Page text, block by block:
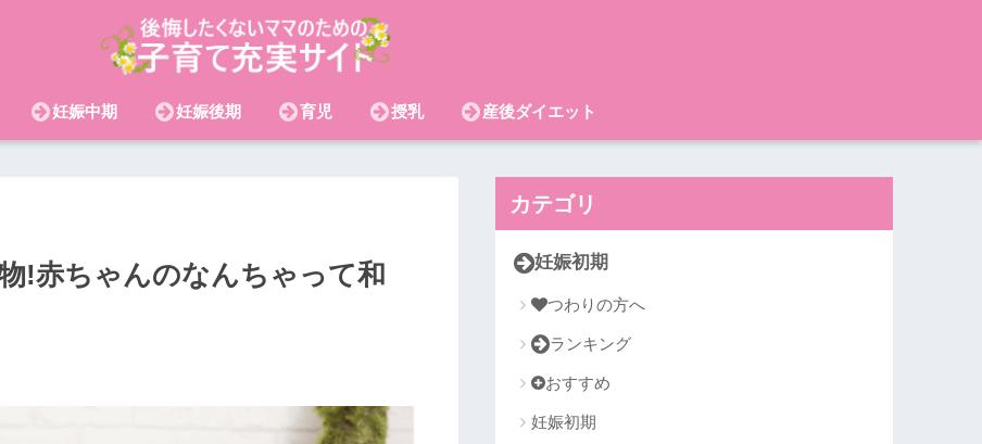
妊娠中期 妊娠後期 育児 授乳 産後ダイエット
!赤ちゃんのなんちゃって和
カテゴリ
妊娠初期
つわりの方へ
ランキング
おすすめ
妊娠初期